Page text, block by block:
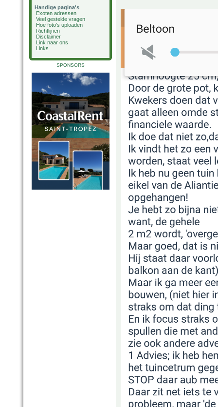
Handige pagina's
Exoten adressen
Veel gestelde vragen
Hoe foto's uploaden
Richtlijnen
Disclaimer
Link naar ons
Links
SPONSORS